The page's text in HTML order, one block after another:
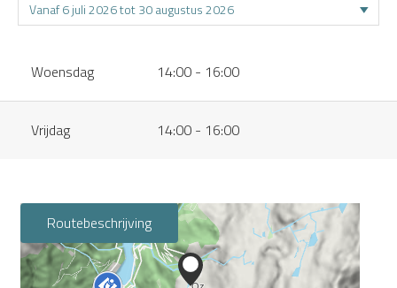
Woensdag 14:00 - 16:00
Vrijdag 14:00 - 16:00
Routebeschrijving